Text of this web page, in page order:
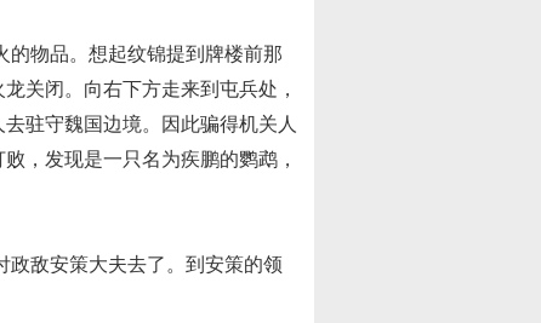
物品。想起纹锦提到牌楼前那
关闭。向右下方走来到屯兵处，
驻守魏国边境。因此骗得机关人
，发现是一只名为疾鹏的鹦鹉，
敌安策大夫去了。到安策的领